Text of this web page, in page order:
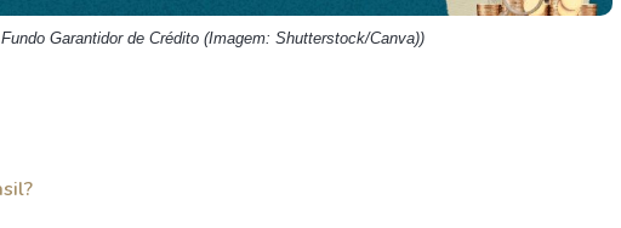
Garantidor de Crédito (Imagem: Shutterstock/Canva))